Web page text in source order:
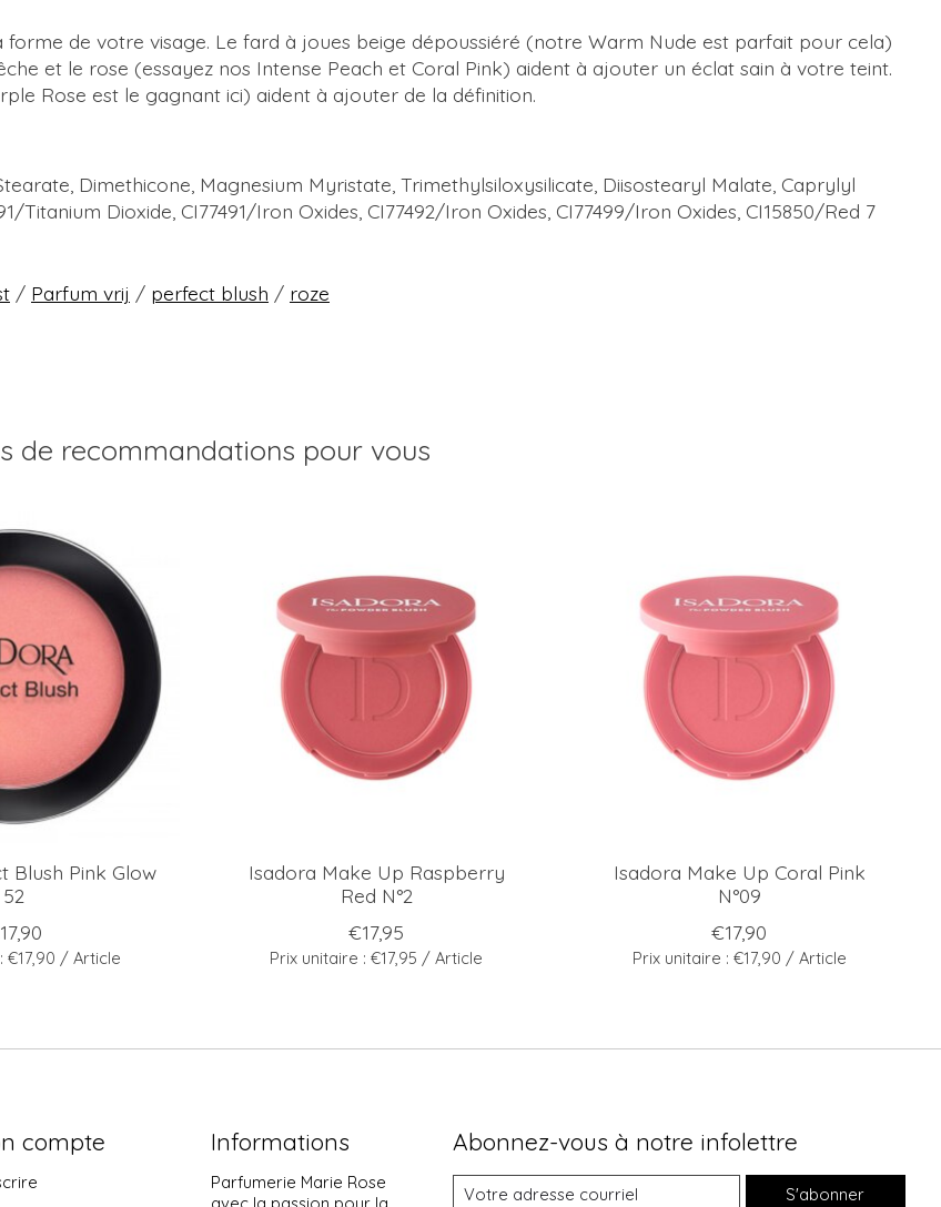
de votre visage. Le fard à joues beige dépoussiéré (notre Warm Nude est parfait pour cela)
et le rose (essayez nos Intense Peach et Coral Pink) aident à ajouter un éclat sain à votre teint.
Rose est le gagnant ici) aident à ajouter de la définition.
Dimethicone, Magnesium Myristate, Trimethylsiloxysilicate, Diisostearyl Malate, Caprylyl
Titanium Dioxide, CI77491/Iron Oxides, CI77492/Iron Oxides, CI77499/Iron Oxides, CI15850/Red 7
/ Parfum vrij / perfect blush / roze
de recommandations pour vous
Blush Pink Glow
52
€17,90 / Article
Isadora Make Up Raspberry
Red N°2
€17,95
Prix unitaire : €17,95 / Article
Isadora Make Up Coral Pink
N°09
€17,90
Prix unitaire : €17,90 / Article
compte Informations
Parfumerie Marie Rose
avec la passion pour la
Abonnez-vous à notre infolettre
S'abonner